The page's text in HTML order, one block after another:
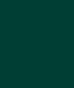
Stejně jako
náš web